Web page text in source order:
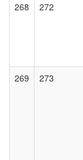
268 272
269 273